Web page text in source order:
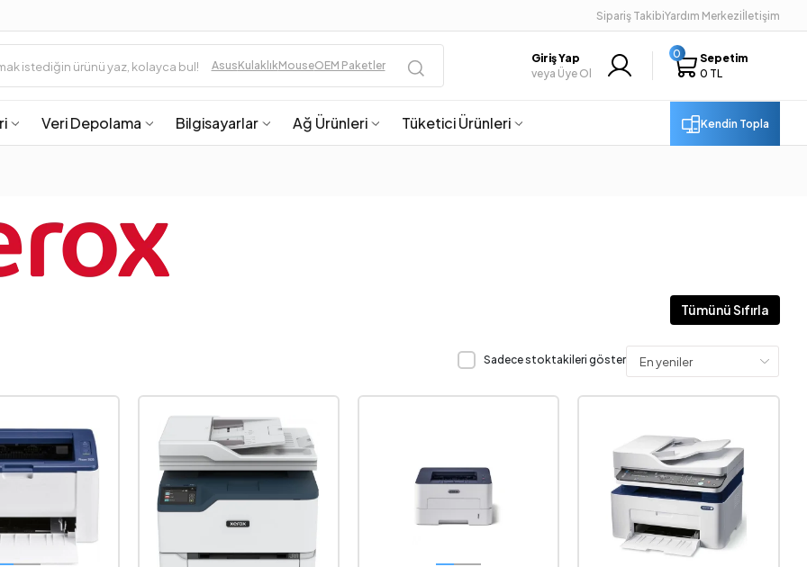
Sipariş TakibiYardım Merkeziİletişim
AsusKulaklıkMouseOEM Paketler
Giriş Yap
veya Üye Ol
0
Sepetim
0 TL
Veri Depolama Bilgisayarlar Ağ Ürünleri Tüketici Ürünleri Kendin Topla
Tümünü Sıfırla
Sadece stoktakileri göster